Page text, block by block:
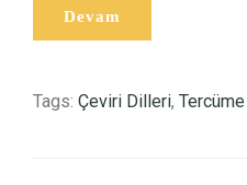
Tags: Çeviri Dilleri,